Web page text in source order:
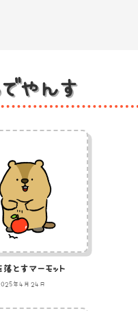
やんす
落とすマーモット
年4月24日